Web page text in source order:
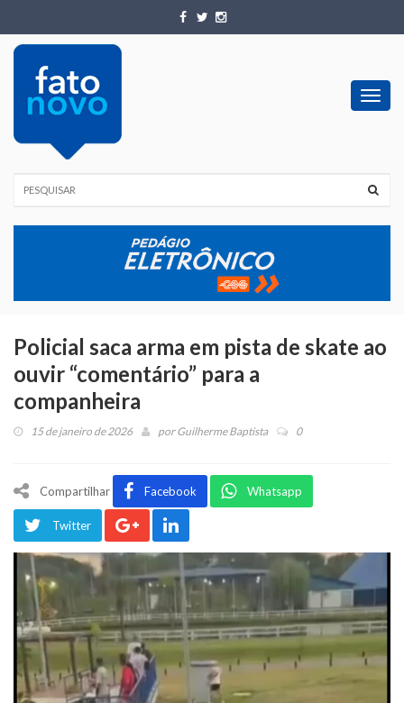
Policial saca arma em pista de skate ao
ouvir “comentário” para a
companheira
15 de janeiro de 2026 porGuilherme Baptista 0
Compartilhar Facebook Whatsapp
Twitter